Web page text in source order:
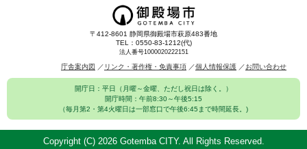
〒412-8601 静岡県御殿場市萩原483番地
TEL：0550-83-1212(代)
法人番号1000020222151
庁舎案内図 リンク・著作権・免責事項 個人情報保護 お問い合わせ
開庁日：平日（月曜～金曜、ただし祝日は除く。）
開庁時間：午前8:30～午後5:15
（毎月第2・第4火曜日は一部窓口で午後6:45まで時間延長。)
Copyright (C) 2026 Gotemba CITY. All Rights Reserved.